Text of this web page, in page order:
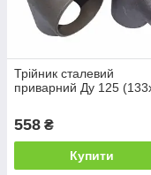
Трійник сталевий
приварний Ду 125
558 ₴
Купити